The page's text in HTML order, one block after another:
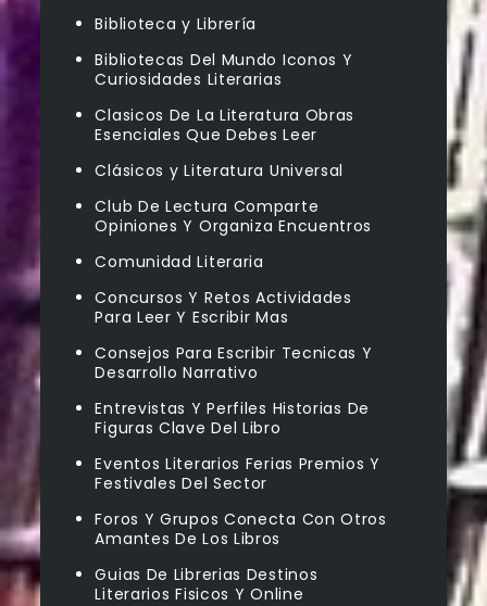
Biblioteca y Librería
Bibliotecas Del Mundo Iconos Y
Curiosidades Literarias
Clasicos De La Literatura Obras
Esenciales Que Debes Leer
Clásicos y Literatura Universal
Club De Lectura Comparte
Opiniones Y Organiza Encuentros
Comunidad Literaria
Concursos Y Retos Actividades
Para Leer Y Escribir Mas
Consejos Para Escribir Tecnicas Y
Desarrollo Narrativo
Entrevistas Y Perfiles Historias De
Figuras Clave Del Libro
Eventos Literarios Ferias Premios Y
Festivales Del Sector
Foros Y Grupos Conecta Con Otros
Amantes De Los Libros
Guias De Librerias Destinos
Literarios Fisicos Y Online